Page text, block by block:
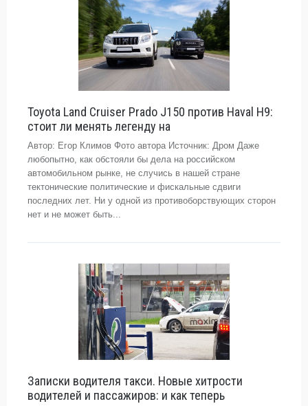
Toyota Land Cruiser Prado J150 против Haval H9:
стоит ли менять легенду на
Автор: Егор Климов Фото автора Источник: Дром Даже
любопытно, как обстояли бы дела на российском
автомобильном рынке, не случись в нашей стране
тектонические политические и фискальные сдвиги
последних лет. Ни у одной из противоборствующих сторон
нет и не может быть...
Записки водителя такси. Новые хитрости
водителей и пассажиров: и как теперь